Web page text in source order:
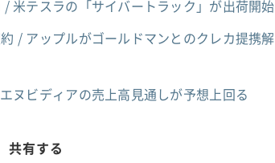
米テスラの「サイバートラック」が出荷開始
/ アップルがゴールドマンとのクレカ提携解
ヌビディアの売上高見通しが予想上回る
共有する